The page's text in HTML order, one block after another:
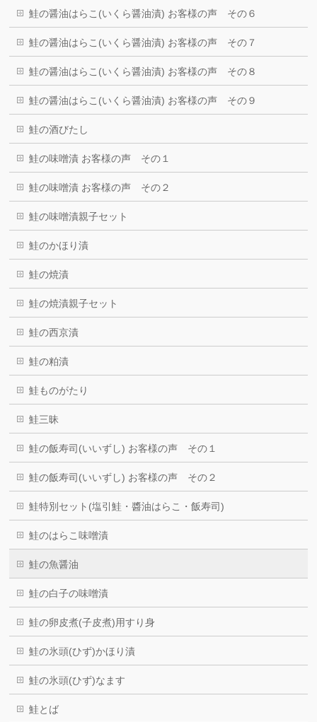
鮭の醤油はらこ(いくら醤油漬) お客様の声 その６
鮭の醤油はらこ(いくら醤油漬) お客様の声 その７
鮭の醤油はらこ(いくら醤油漬) お客様の声 その８
鮭の醤油はらこ(いくら醤油漬) お客様の声 その９
鮭の酒びたし
鮭の味噌漬 お客様の声 その１
鮭の味噌漬 お客様の声 その２
鮭の味噌漬親子セット
鮭のかほり漬
鮭の焼漬
鮭の焼漬親子セット
鮭の西京漬
鮭の粕漬
鮭ものがたり
鮭三昧
鮭の飯寿司(いいずし) お客様の声 その１
鮭の飯寿司(いいずし) お客様の声 その２
鮭特別セット(塩引鮭・醬油はらこ・飯寿司)
鮭のはらこ味噌漬
鮭の魚醤油
鮭の白子の味噌漬
鮭の卵皮煮(子皮煮)用すり身
鮭の氷頭(ひず)かほり漬
鮭の氷頭(ひず)なます
鮭とば